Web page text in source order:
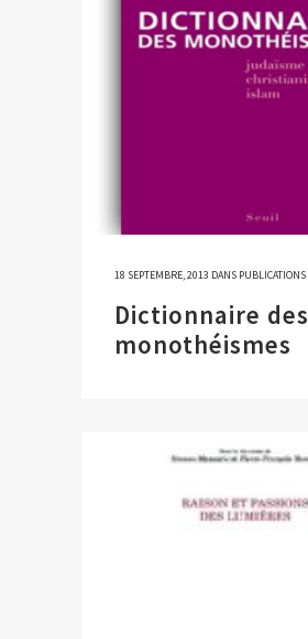
18 SEPTEMBRE, 2013 DANS PUBLICATIONS
Dictionnaire des
monothéismes